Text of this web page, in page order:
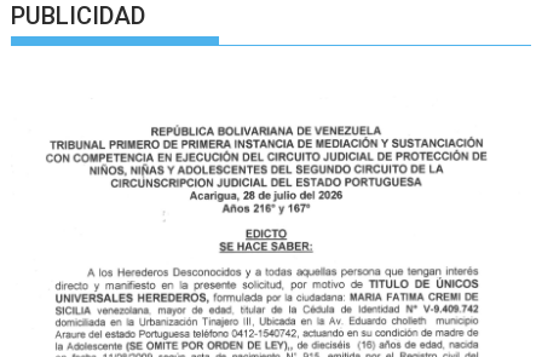
PUBLICIDAD